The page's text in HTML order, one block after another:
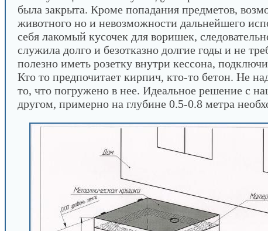
была закрыта. Кроме попадания предметов,
животного но и невозможности дальнейшего
себя лакомый кусочек для воришек,
служила долго и безотказно долгие годы и не
полезно иметь розетку внутри кессона,
Кто то предпочитает кирпич, кто-то бетон. Не
то, что погружено в нее. Идеальное решение с
другом, примерно на глубине 0.5-0.8 метра